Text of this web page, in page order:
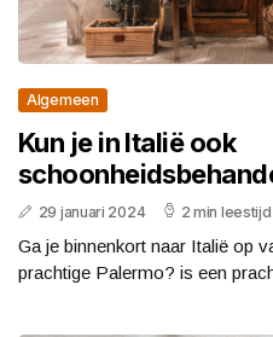
Algemeen
Kun je in Italië ook
29 januari 2024 2 min leestijd
Ga je binnenkort naar Italië op
prachtige Palermo? is een